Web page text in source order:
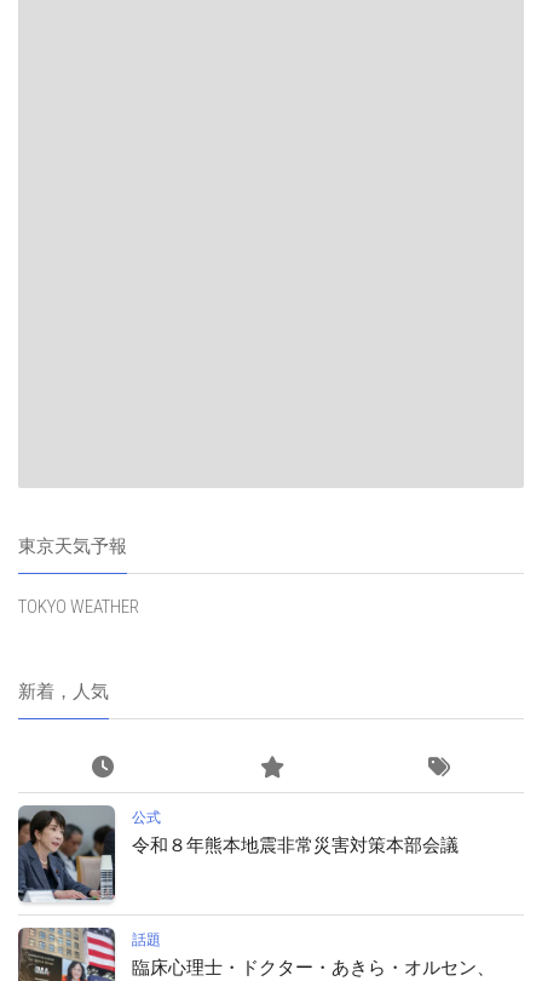
東京天気予報
TOKYO WEATHER
新着，人気
公式
令和８年熊本地震非常災害対策本部会議
話題
臨床心理士・ドクター・あきら・オルセン、